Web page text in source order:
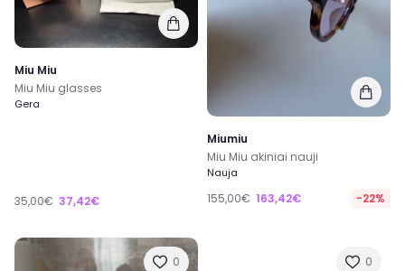
Miu Miu
Miu Miu glasses
Gera
35,00€ 37,42€
Miumiu
Miu Miu akiniai nauji
Nauja
155,00€ 163,42€ -22%
0 0